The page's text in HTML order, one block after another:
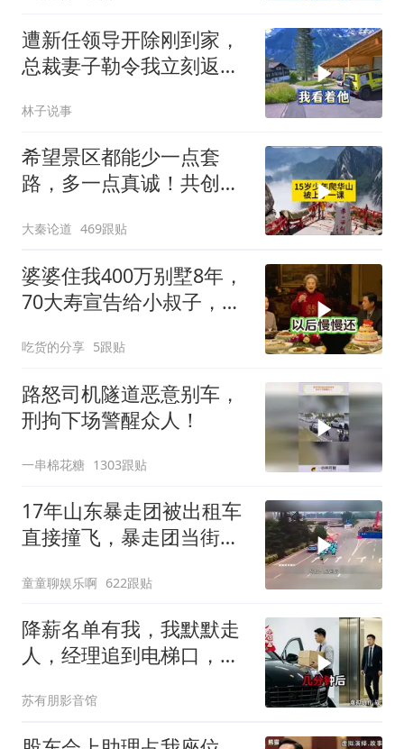
遭新任领导开除刚到家，
总裁妻子勒令我立刻返
林子说事
希望景区都能少一点套
路，多一点真诚！共创良
大秦论道 469跟贴
婆婆住我400万别墅8年，
70大寿宣告给小叔子，
吃货的分享 5跟贴
路怒司机隧道恶意别车，
刑拘下场警醒众人！
一串棉花糖 1303跟贴
17年山东暴走团被出租车
直接撞飞，暴走团当街拦
童童聊娱乐啊 622跟贴
降薪名单有我，我默默走
人，经理追到电梯口，见
苏有朋影音馆